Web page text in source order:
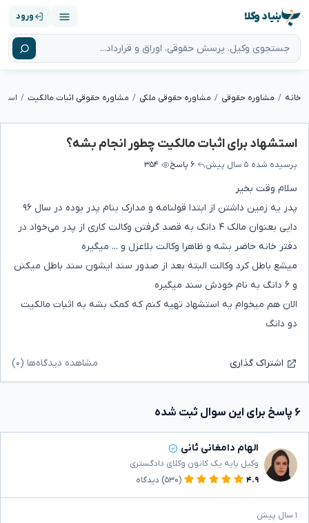
بنیاد وکلا ورود
خانه مشاوره حقوقی مشاوره حقوقی ملکی مشاوره حقوقی اثبات مالکیت
استشهاد برای اثبات مالکیت چطور انجام بشه؟
پرسیده شده ۵ سال پیش ۶ پاسخ ۳۵۴
سلام وقت بخیر
پدر یه زمین داشتن از ابتدا قولنامه و مدارک بنام پدر بوده در سال ۹۶
دایی بعنوان مالک ۴ دانگ به قصد گرفتن وکالت کاری از پدر می‌خواد در
دفتر خانه حاضر بشه و ظاهرا وکالت بلاعزل و ... میگیره
میشع باطل کرد وکالت البته بعد از صدور سند ایشون سند باطل میکنن
و ۶ دانگ به نام خودش سند میگیره
الان هم میخوام یه استشهاد تهیه کنم که کمک بشه به اثبات مالکیت
دو دانگ
اشتراک گذاری مشاهده دیدگاه‌ها (۰)
۶ پاسخ برای این سوال ثبت شده
الهام دامغانی ثانی
وکیل پایه یک کانون وکلای دادگستری
۴.۹
(۵۳۰) دیدگاه
۱ سال پیش